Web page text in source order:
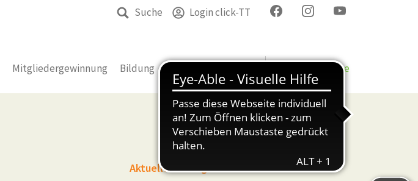
Suche Login click-TT
Mitgliedergewinnung Bildung Bezirke & Kreise
Aktuelle Beiträge